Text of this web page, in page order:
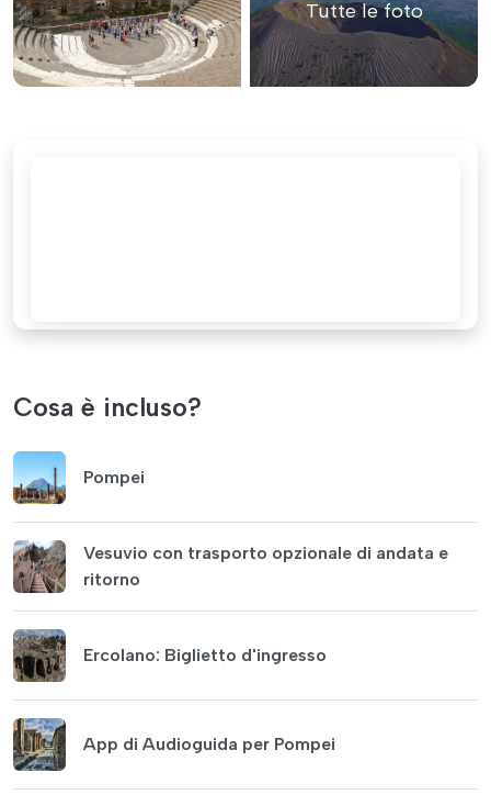
Tutte le foto
Cosa è incluso?
Pompei
Vesuvio con trasporto opzionale di andata e
ritorno
Ercolano: Biglietto d'ingresso
App di Audioguida per Pompei